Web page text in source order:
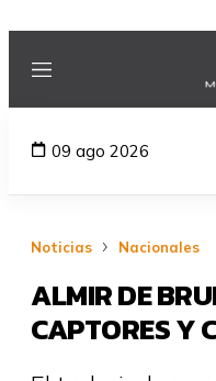
Menú
09 ago 2026
Noticias Nacionales
ALMIR DE
CAPTORES Y